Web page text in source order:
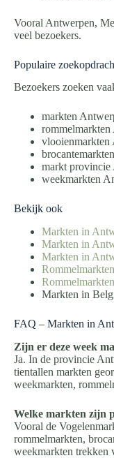
Vooral Antwerpen,
veel bezoekers.
Populaire
Bezoekers zoeken
markten
vlooienmarkten
markt provincie
weekmarkten
Bekijk ook
Markten in
Markten in
Markten in
Markten in
FAQ – Markten in
Zijn er deze week
Ja. In de provincie
tientallen markten
weekmarkten,
Welke markten zijn
Vooral de
rommelmarkten,
weekmarkten trekken